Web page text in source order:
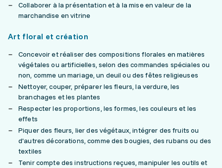
Collaborer à la présentation et à la mise en valeur de la
marchandise en vitrine
Art floral et création
Concevoir et réaliser des compositions florales en matières
végétales ou artificielles, selon des commandes spéciales ou
non, comme un mariage, un deuil ou des fêtes religieuses
Nettoyer, couper, préparer les fleurs, la verdure, les
branchages et les plantes
Respecter les proportions, les formes, les couleurs et les
effets
Piquer des fleurs, lier des végétaux, intégrer des fruits ou
d'autres décorations, comme des bougies, des rubans ou des
textiles
Tenir compte des instructions reçues, manipuler les outils et